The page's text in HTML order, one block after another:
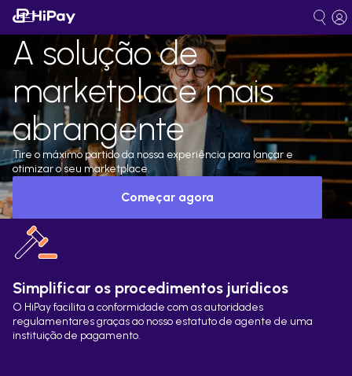
A solução de
marketplace mais
abrangente
Tire o máximo partido da nossa experiência para lançar e
otimizar o seu marketplace.
Começar agora
Simplificar os procedimentos jurídicos
O HiPay facilita a conformidade com as autoridades
regulamentares graças ao nosso estatuto de agente de uma
instituição de pagamento.